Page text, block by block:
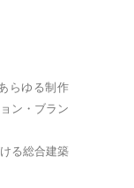
らゆる制作
ン・ブラン
る総合建築